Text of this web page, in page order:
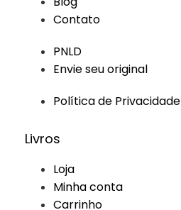
Contato
PNLD
Envie seu original
Política de Privacidade
Livros
Loja
Minha conta
Carrinho